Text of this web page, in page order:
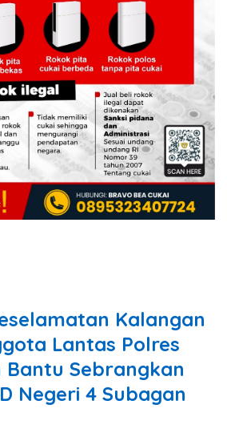
Kalangan
Lantas Polres
Bantu Sebrangkan
Negeri 4 Subagan